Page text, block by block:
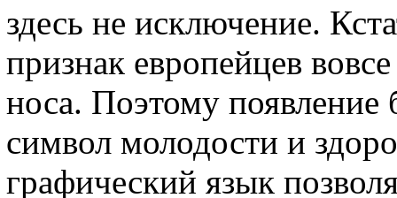
здесь не исключение.
признак европейцев
носа. Поэтому появление
символ молодости и
графический язык